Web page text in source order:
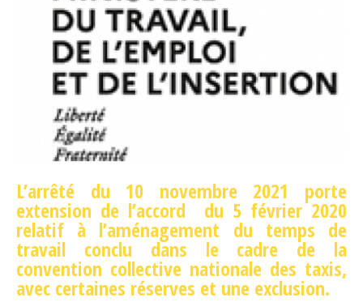
L’arrêté du 10 novembre 2021 porte
extension de l’accord du 5 février 2020
relatif à l’aménagement du temps de
travail conclu dans le cadre de la
convention collective nationale des taxis,
avec certaines réserves et une exclusion.